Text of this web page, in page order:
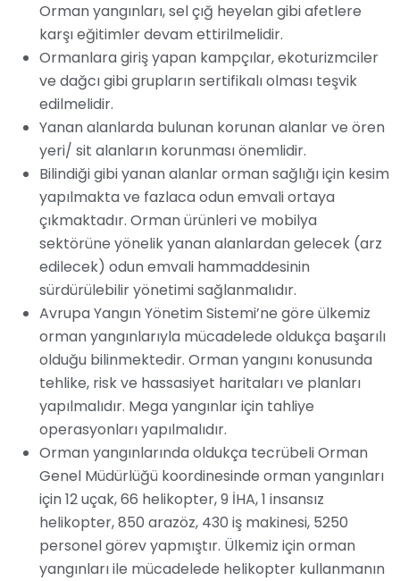
Orman yangınları, sel çığ heyelan gibi afetlere
karşı eğitimler devam ettirilmelidir.
Ormanlara giriş yapan kampçılar, ekoturizmciler
ve dağcı gibi grupların sertifikalı olması teşvik
edilmelidir.
Yanan alanlarda bulunan korunan alanlar ve ören
yeri/ sit alanların korunması önemlidir.
Bilindiği gibi yanan alanlar orman sağlığı için kesim
yapılmakta ve fazlaca odun emvali ortaya
çıkmaktadır. Orman ürünleri ve mobilya
sektörüne yönelik yanan alanlardan gelecek (arz
edilecek) odun emvali hammaddesinin
sürdürülebilir yönetimi sağlanmalıdır.
Avrupa Yangın Yönetim Sistemi’ne göre ülkemiz
orman yangınlarıyla mücadelede oldukça başarılı
olduğu bilinmektedir. Orman yangını konusunda
tehlike, risk ve hassasiyet haritaları ve planları
yapılmalıdır. Mega yangınlar için tahliye
operasyonları yapılmalıdır.
Orman yangınlarında oldukça tecrübeli Orman
Genel Müdürlüğü koordinesinde orman yangınları
için 12 uçak, 66 helikopter, 9 İHA, 1 insansız
helikopter, 850 arazöz, 430 iş makinesi, 5250
personel görev yapmıştır. Ülkemiz için orman
yangınları ile mücadelede helikopter kullanmanın